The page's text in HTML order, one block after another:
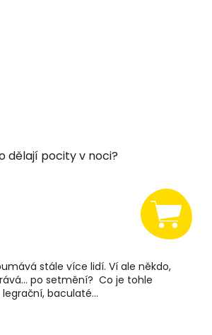
dělají pocity v noci?
stále více lidí. Ví ale někdo,
po setmění? Co je tohle
baculaté...